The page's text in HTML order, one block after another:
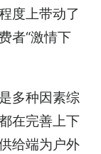
度上带动了
者“激情下
多种因素综
在完善上下
给端为户外